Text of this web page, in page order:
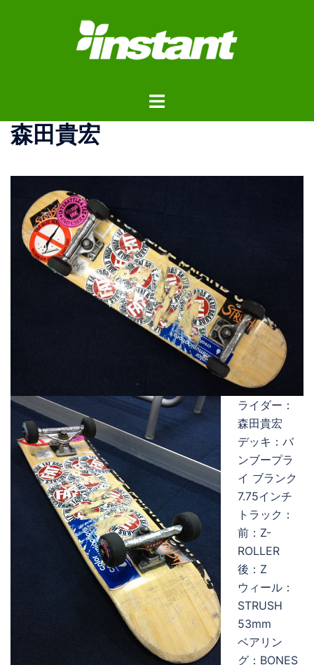
ス
ト
森田貴宏
ライダー：
森田貴宏
デッキ：バ
ンブープラ
イ ブランク
7.75インチ
トラック：
前：Z-
ROLLER
後：Z
ウィール：
STRUSH
53mm
ベアリン
グ：BONES